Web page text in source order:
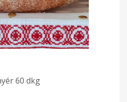
60 dkg